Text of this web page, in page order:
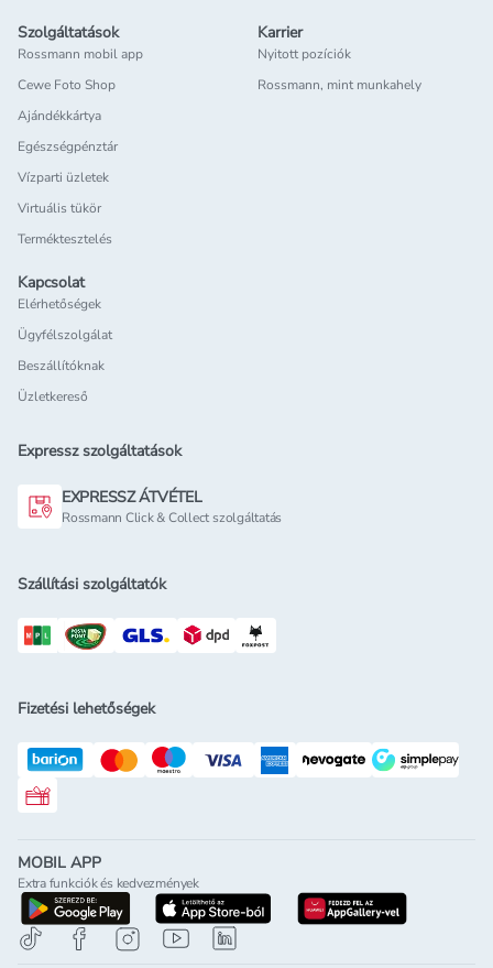
Szolgáltatások
Rossmann mobil app
Cewe Foto Shop
Ajándékkártya
Egészségpénztár
Vízparti üzletek
Virtuális tükör
Terméktesztelés
Karrier
Nyitott pozíciók
Rossmann, mint munkahely
Kapcsolat
Elérhetőségek
Ügyfélszolgálat
Beszállítóknak
Üzletkereső
Expressz szolgáltatások
EXPRESSZ ÁTVÉTEL
Rossmann Click & Collect szolgáltatás
Szállítási szolgáltatók
Fizetési lehetőségek
Rossmann ajándékkártya
MOBIL APP
Extra funkciók és kedvezmények
letöltés a google-play-rölletöltés az app-store-ból
letöltés